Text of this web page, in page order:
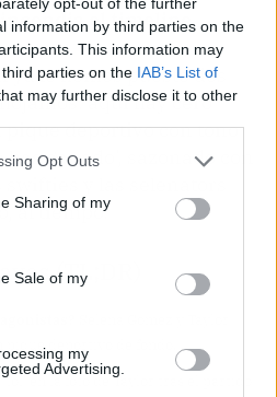
information by third parties on the
This information may
parties on the IAB’s List of
may further disclose it to other
Opt Outs
Sharing of my
Sale of my
my
Advertising.
incendia el timeline.
ya lo hemos puesto dos
aquí hay cero
pique deportivo con tono
ganado', sazonado con
al tiempo.
(TL;DR)
pique deportivo de fondo.
'lol' en la foto de Taylor tras el partido